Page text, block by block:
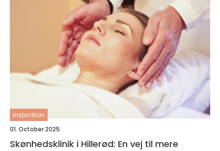
inspiration
01. October 2025
Skønhedsklinik i Hillerød: En vej til mere